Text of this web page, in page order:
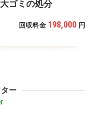
ゴミの処分
回収料金 198,000 円
ー